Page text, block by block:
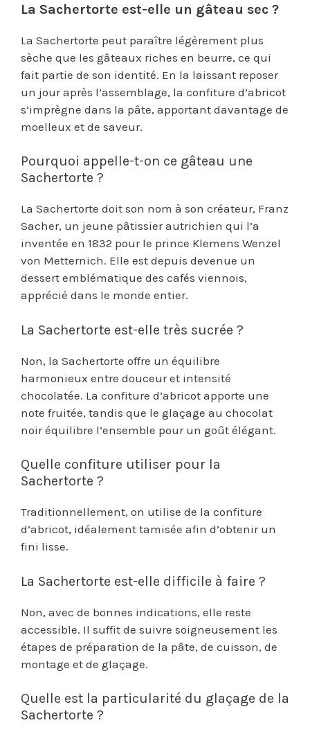
La Sachertorte est-elle un gâteau sec ?
La Sachertorte peut paraître légèrement plus
sèche que les gâteaux riches en beurre, ce qui
fait partie de son identité. En la laissant reposer
un jour après l’assemblage, la confiture d’abricot
s’imprègne dans la pâte, apportant davantage de
moelleux et de saveur.
Pourquoi appelle-t-on ce gâteau une
Sachertorte ?
La Sachertorte doit son nom à son créateur, Franz
Sacher, un jeune pâtissier autrichien qui l’a
inventée en 1832 pour le prince Klemens Wenzel
von Metternich. Elle est depuis devenue un
dessert emblématique des cafés viennois,
apprécié dans le monde entier.
La Sachertorte est-elle très sucrée ?
Non, la Sachertorte offre un équilibre
harmonieux entre douceur et intensité
chocolatée. La confiture d’abricot apporte une
note fruitée, tandis que le glaçage au chocolat
noir équilibre l’ensemble pour un goût élégant.
Quelle confiture utiliser pour la
Sachertorte ?
Traditionnellement, on utilise de la confiture
d’abricot, idéalement tamisée afin d’obtenir un
fini lisse.
La Sachertorte est-elle difficile à faire ?
Non, avec de bonnes indications, elle reste
accessible. Il suffit de suivre soigneusement les
étapes de préparation de la pâte, de cuisson, de
montage et de glaçage.
Quelle est la particularité du glaçage de la
Sachertorte ?